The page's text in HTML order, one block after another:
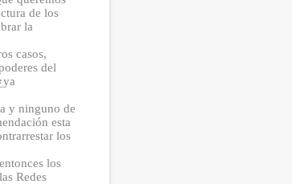
de los
la
casos,
del
y ninguno de
esta
los
los
Redes